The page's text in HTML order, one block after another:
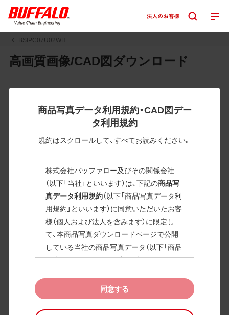
BSIPC07U02WH
高画質画像/CAD図ダウンロード
商品写真データ利用規約・CAD図デー
タ利用規約
規約はスクロールして、すべてお読みください。
株式会社バッファロー及びその関係会社
（以下「当社」といいます）は、下記の商品写
真データ利用規約（以下「商品写真データ利
用規約」といいます）に同意いただいたお客
様（個人および法人を含みます）に限定し
て、本商品写真ダウンロードページで公開
している当社の商品写真データ（以下「商品
写真データ」といいます）のダウンロードお
また、当社は、下記のCAD図データ利用規約
（以下「CAD図データ利用規約」といいます）
に同意いただいたお客様に限定して、本CA
同意する
すと圧縮ファイルのダウンロードが始まります。
JPEG・EPSファイルにはパスが設定されています。画像編集
の際に便利です。PNG画像は原則として背景を透過したもの
を提供しています。
掲載データ「JPEG、PNG : 低解像度(RGBカラー)」 「EPS : 高
解像度(CMYKカラー)」
BSIPC07U02WH
高画質画像